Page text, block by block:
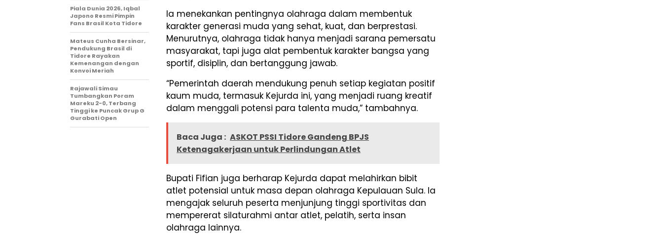
Ia menekankan pentingnya olahraga dalam membentuk
karakter generasi muda yang sehat, kuat, dan berprestasi.
Menurutnya, olahraga tidak hanya menjadi sarana pemersatu
masyarakat, tapi juga alat pembentuk karakter bangsa yang
sportif, disiplin, dan bertanggung jawab.
“Pemerintah daerah mendukung penuh setiap kegiatan positif
kaum muda, termasuk Kejurda ini, yang menjadi ruang kreatif
dalam menggali potensi para talenta muda,” tambahnya.
Baca Juga : ASKOT PSSI Tidore Gandeng BPJS
Ketenagakerjaan untuk Perlindungan Atlet
Bupati Fifian juga berharap Kejurda dapat melahirkan bibit
atlet potensial untuk masa depan olahraga Kepulauan Sula. Ia
mengajak seluruh peserta menjunjung tinggi sportivitas dan
mempererat silaturahmi antar atlet, pelatih, serta insan
olahraga lainnya.
Piala Dunia 2026, Iqbal
Japono Resmi Pimpin
Fans Brasil Kota Tidore
Mateus Cunha Bersinar,
Pendukung Brasil di
Tidore Rayakan
Kemenangan dengan
Konvoi Meriah
Rajawali Simau
Tumbangkan Poram
Mareku 2-0, Terbang
Tinggi ke Puncak Grup G
Gurabati Open